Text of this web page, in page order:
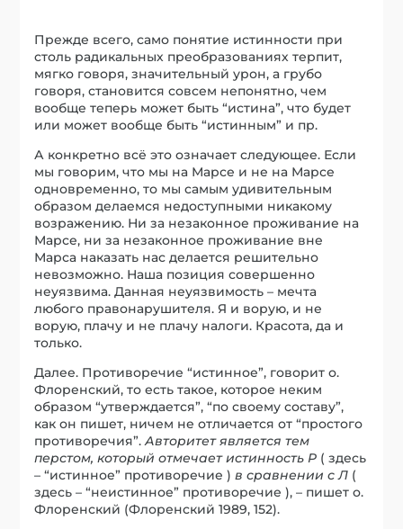
Прежде всего, само понятие истинности при
столь радикальных преобразованиях терпит,
мягко говоря, значительный урон, а грубо
говоря, становится совсем непонятно, чем
вообще теперь может быть “истина”, что будет
или может вообще быть “истинным” и пр.
А конкретно всё это означает следующее. Если
мы говорим, что мы на Марсе и не на Марсе
одновременно, то мы самым удивительным
образом делаемся недоступными никакому
возражению. Ни за незаконное проживание на
Марсе, ни за незаконное проживание вне
Марса наказать нас делается решительно
невозможно. Наша позиция совершенно
неуязвима. Данная неуязвимость – мечта
любого правонарушителя. Я и ворую, и не
ворую, плачу и не плачу налоги. Красота, да и
только.
Далее. Противоречие “истинное”, говорит о.
Флоренский, то есть такое, которое неким
образом “утверждается”, “по своему составу”,
как он пишет, ничем не отличается от “простого
противоречия”.Авторитет является тем
перстом, который отмечает истинность Р ( здесь
– “истинное” противоречие )в сравнении с Л (
здесь – “неистинное” противоречие ), – пишет о.
Флоренский (Флоренский 1989, 152).